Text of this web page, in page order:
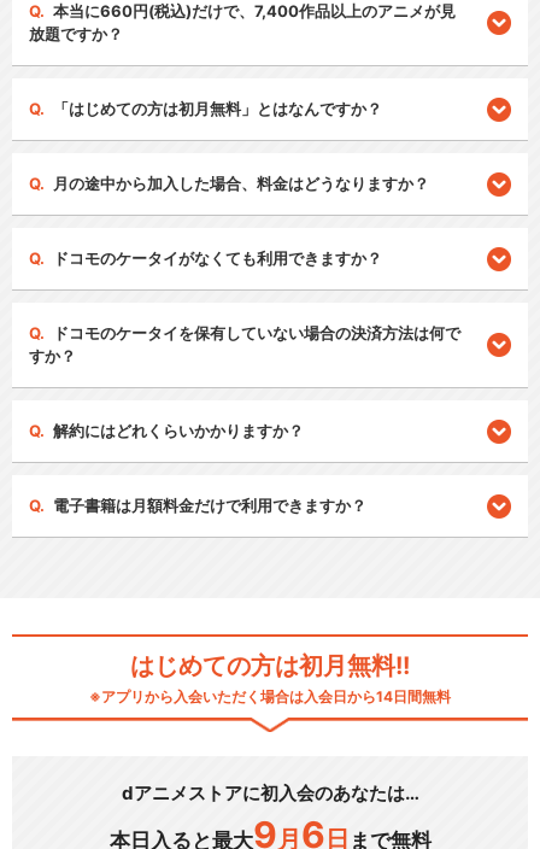
本当に660円(税込)だけで、7,400作品以上のアニメが見
放題ですか？
「はじめての方は初月無料」とはなんですか？
月の途中から加入した場合、料金はどうなりますか？
ドコモのケータイがなくても利用できますか？
ドコモのケータイを保有していない場合の決済方法は何で
すか？
解約にはどれくらいかかりますか？
電子書籍は月額料金だけで利用できますか？
はじめての方は初月無料!!
※アプリから入会いただく場合は入会日から14日間無料
dアニメストアに初入会のあなたは…
本日入ると最大9 月 6 日 まで無料